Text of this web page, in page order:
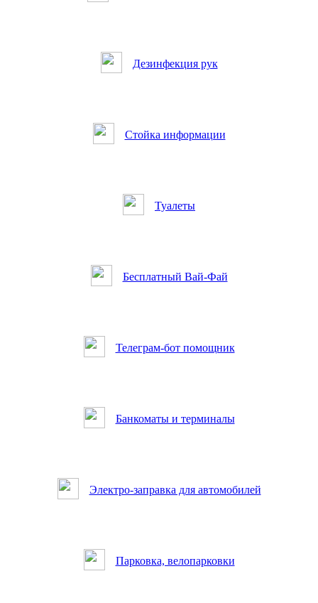
Дезинфекция рук
Стойка информации
Туалеты
Бесплатный Вай-Фай
Телеграм-бот помощник
Банкоматы и терминалы
Электро-заправка для автомобилей
Парковка, велопарковки